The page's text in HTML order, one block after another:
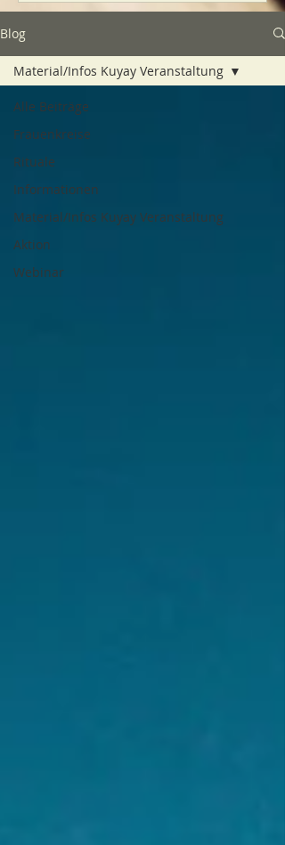
Blog
Alle Beiträge
Frauenkreise
Rituale
Informationen
Material/Infos Kuyay Veranstaltung
Aktion
Webinar
Material/Infos Kuyay Veranstaltung